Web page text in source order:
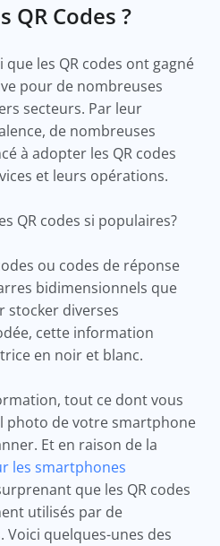
QR Codes ?
les QR codes ont gagné
pour de nombreuses
secteurs. Par leur
de nombreuses
à adopter les QR codes
et leurs opérations.
QR codes si populaires?
ou codes de réponse
bidimensionnels que
stocker diverses
cette information
en noir et blanc.
tout ce dont vous
photo de votre smartphone
Et en raison de la
les smartphones
que les QR codes
utilisés par de
quelques-unes des